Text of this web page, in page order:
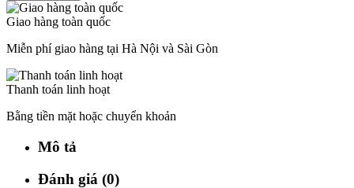
Giao hàng toàn quốc
Miễn phí giao hàng tại Hà Nội và Sài Gòn
Thanh toán linh hoạt
Bằng tiền mặt hoặc chuyển khoản
Mô tả
Đánh giá (0)